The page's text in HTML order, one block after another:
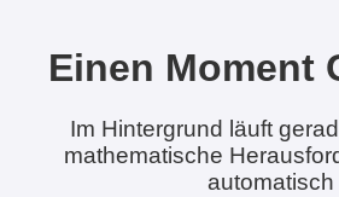
Einen Moment
Im Hintergrund läuft
mathematische
automatisch